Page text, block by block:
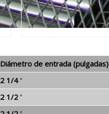
Diámetro de entrada (pulgadas)
2 1/4 '
2 1/2 '